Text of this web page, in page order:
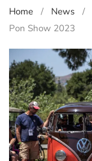
Home News
Pon Show 2023